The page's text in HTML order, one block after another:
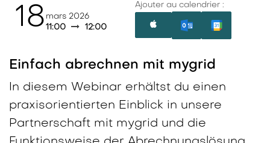
18 mars 2026
11:00
12:00
Ajouter au calendrier :
Einfach abrechnen mit mygrid
In diesem Webinar erhältst du einen
praxisorientierten Einblick in unsere
Partnerschaft mit mygrid und die